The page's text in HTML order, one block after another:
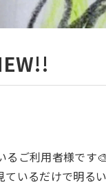
るご利用者様です
いるだけで明る